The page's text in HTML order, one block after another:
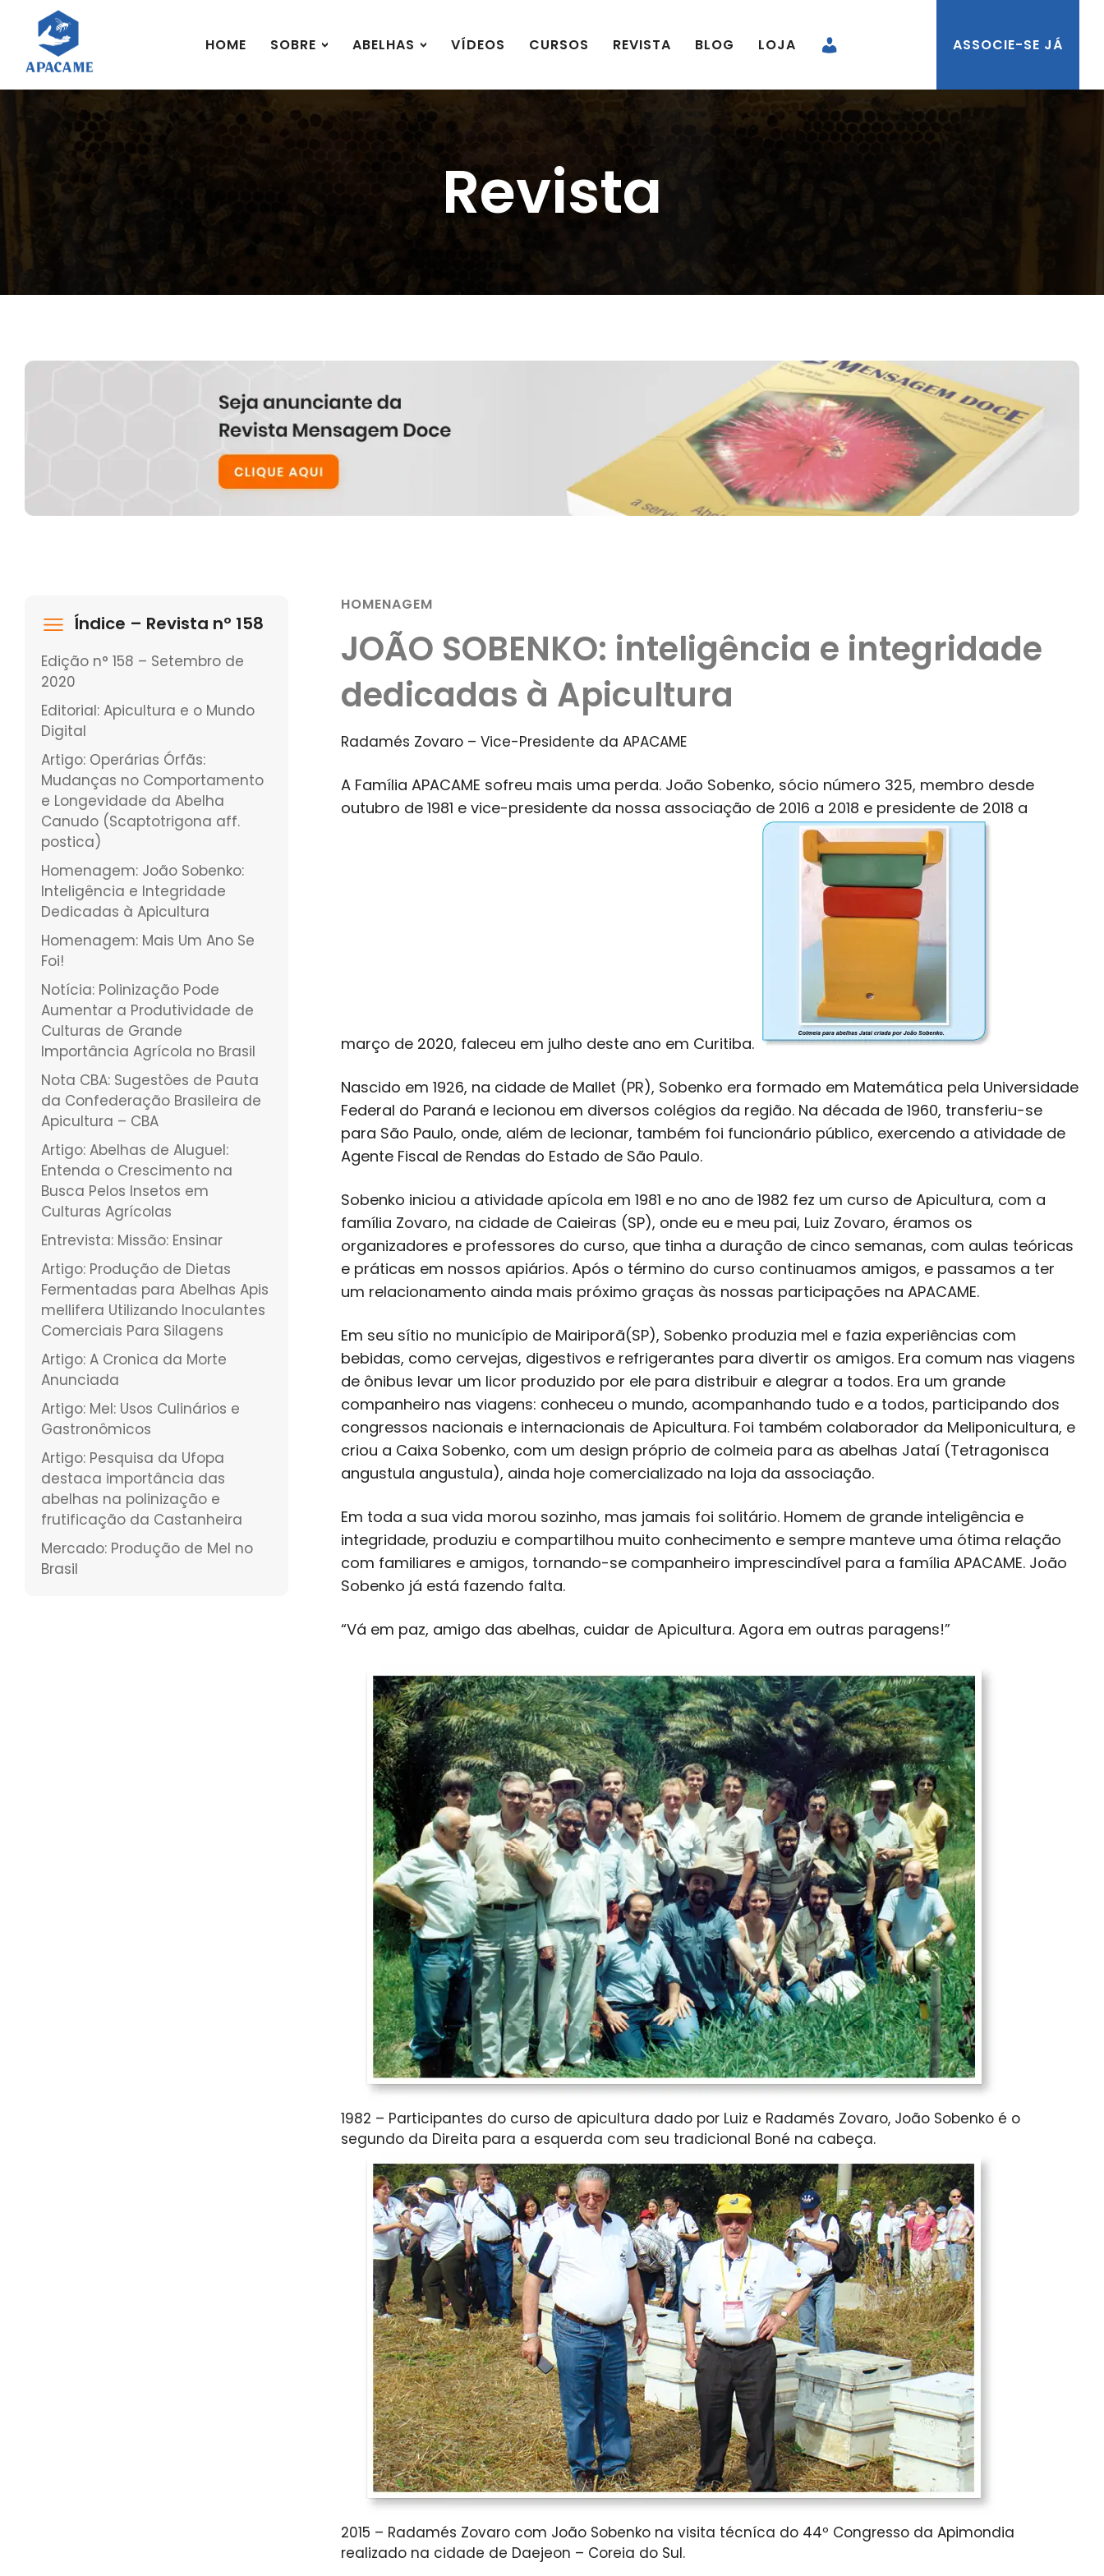
HOME SOBRE ABELHAS VÍDEOS CURSOS REVISTA BLOG LOJA ASSOCIE-SE JÁ
Revista
Índice – Revista nº 158
Edição n° 158 – Setembro de
2020
Editorial: Apicultura e o Mundo
Digital
Artigo: Operárias Órfãs:
Mudanças no Comportamento
e Longevidade da Abelha
Canudo (Scaptotrigona aff.
postica)
Homenagem: João Sobenko:
Inteligência e Integridade
Dedicadas à Apicultura
Homenagem: Mais Um Ano Se
Foi!
Notícia: Polinização Pode
Aumentar a Produtividade de
Culturas de Grande
Importância Agrícola no Brasil
Nota CBA: Sugestôes de Pauta
da Confederação Brasileira de
Apicultura – CBA
Artigo: Abelhas de Aluguel:
Entenda o Crescimento na
Busca Pelos Insetos em
Culturas Agrícolas
Entrevista: Missão: Ensinar
Artigo: Produção de Dietas
Fermentadas para Abelhas Apis
mellifera Utilizando Inoculantes
Comerciais Para Silagens
Artigo: A Cronica da Morte
Anunciada
Artigo: Mel: Usos Culinários e
Gastronômicos
Artigo: Pesquisa da Ufopa
destaca importância das
abelhas na polinização e
frutificação da Castanheira
Mercado: Produção de Mel no
Brasil
HOMENAGEM
JOÃO SOBENKO: inteligência e integridade
dedicadas à Apicultura
Radamés Zovaro – Vice-Presidente da APACAME
A Família APACAME sofreu mais uma perda. João Sobenko, sócio número 325, membro desde
outubro de 1981 e vice-presidente da nossa associação de 2016 a 2018 e presidente de 2018 a
março de 2020, faleceu em julho deste ano em Curitiba.
Nascido em 1926, na cidade de Mallet (PR), Sobenko era formado em Matemática pela Universidade
Federal do Paraná e lecionou em diversos colégios da região. Na década de 1960, transferiu-se
para São Paulo, onde, além de lecionar, também foi funcionário público, exercendo a atividade de
Agente Fiscal de Rendas do Estado de São Paulo.
Sobenko iniciou a atividade apícola em 1981 e no ano de 1982 fez um curso de Apicultura, com a
família Zovaro, na cidade de Caieiras (SP), onde eu e meu pai, Luiz Zovaro, éramos os
organizadores e professores do curso, que tinha a duração de cinco semanas, com aulas teóricas
e práticas em nossos apiários. Após o término do curso continuamos amigos, e passamos a ter
um relacionamento ainda mais próximo graças às nossas participações na APACAME.
Em seu sítio no município de Mairiporã(SP), Sobenko produzia mel e fazia experiências com
bebidas, como cervejas, digestivos e refrigerantes para divertir os amigos. Era comum nas viagens
de ônibus levar um licor produzido por ele para distribuir e alegrar a todos. Era um grande
companheiro nas viagens: conheceu o mundo, acompanhando tudo e a todos, participando dos
congressos nacionais e internacionais de Apicultura. Foi também colaborador da Meliponicultura, e
criou a Caixa Sobenko, com um design próprio de colmeia para as abelhas Jataí (Tetragonisca
angustula angustula), ainda hoje comercializado na loja da associação.
Em toda a sua vida morou sozinho, mas jamais foi solitário. Homem de grande inteligência e
integridade, produziu e compartilhou muito conhecimento e sempre manteve uma ótima relação
com familiares e amigos, tornando-se companheiro imprescindível para a família APACAME. João
Sobenko já está fazendo falta.
“Vá em paz, amigo das abelhas, cuidar de Apicultura. Agora em outras paragens!”
1982 – Participantes do curso de apicultura dado por Luiz e Radamés Zovaro, João Sobenko é o
segundo da Direita para a esquerda com seu tradicional Boné na cabeça.
2015 – Radamés Zovaro com João Sobenko na visita técníca do 44º Congresso da Apimondia
realizado na cidade de Daejeon – Coreia do Sul.